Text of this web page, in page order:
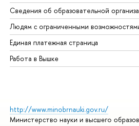
Сведения об образовательной
Людям с ограниченными
Единая платежная страница
Работа в Вышке
http://www.minobrnauki.gov.ru/
Министерство науки и высшего